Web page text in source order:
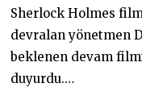
2
2
0
Sherlock Holmes
devralan yönetmen
beklenen devam
duyurdu.…